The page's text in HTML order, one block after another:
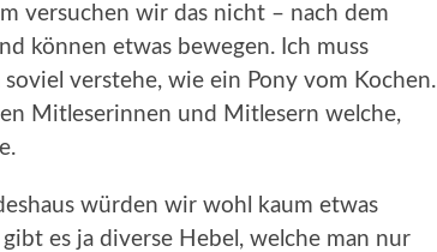
versuchen wir das nicht – nach dem
können etwas bewegen. Ich muss
verstehe, wie ein Pony vom Kochen.
Mitleserinnen und Mitlesern welche,
würden wir wohl kaum etwas
es ja diverse Hebel, welche man nur